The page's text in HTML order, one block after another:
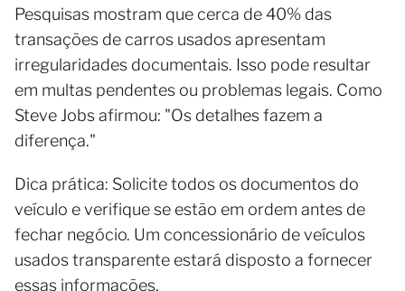
Pesquisas mostram que cerca de 40% das
transações de carros usados apresentam
irregularidades documentais. Isso pode resultar
em multas pendentes ou problemas legais. Como
Steve Jobs afirmou: "Os detalhes fazem a
diferença."
Dica prática: Solicite todos os documentos do
veículo e verifique se estão em ordem antes de
fechar negócio. Um concessionário de veículos
usados transparente estará disposto a fornecer
essas informações.